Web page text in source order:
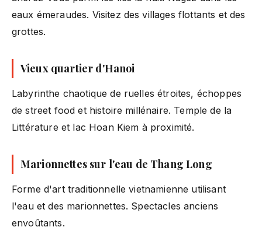
eaux émeraudes. Visitez des villages flottants et des
grottes.
Vieux quartier d'Hanoi
Labyrinthe chaotique de ruelles étroites, échoppes
de street food et histoire millénaire. Temple de la
Littérature et lac Hoan Kiem à proximité.
Marionnettes sur l'eau de Thang Long
Forme d'art traditionnelle vietnamienne utilisant
l'eau et des marionnettes. Spectacles anciens
envoûtants.